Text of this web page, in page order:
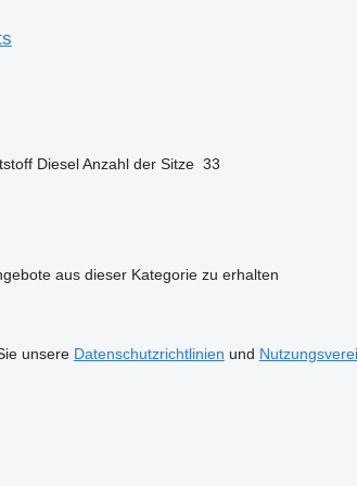
Diesel Anzahl der Sitze 33
aus dieser Kategorie zu erhalten
unsere Datenschutzrichtlinien und